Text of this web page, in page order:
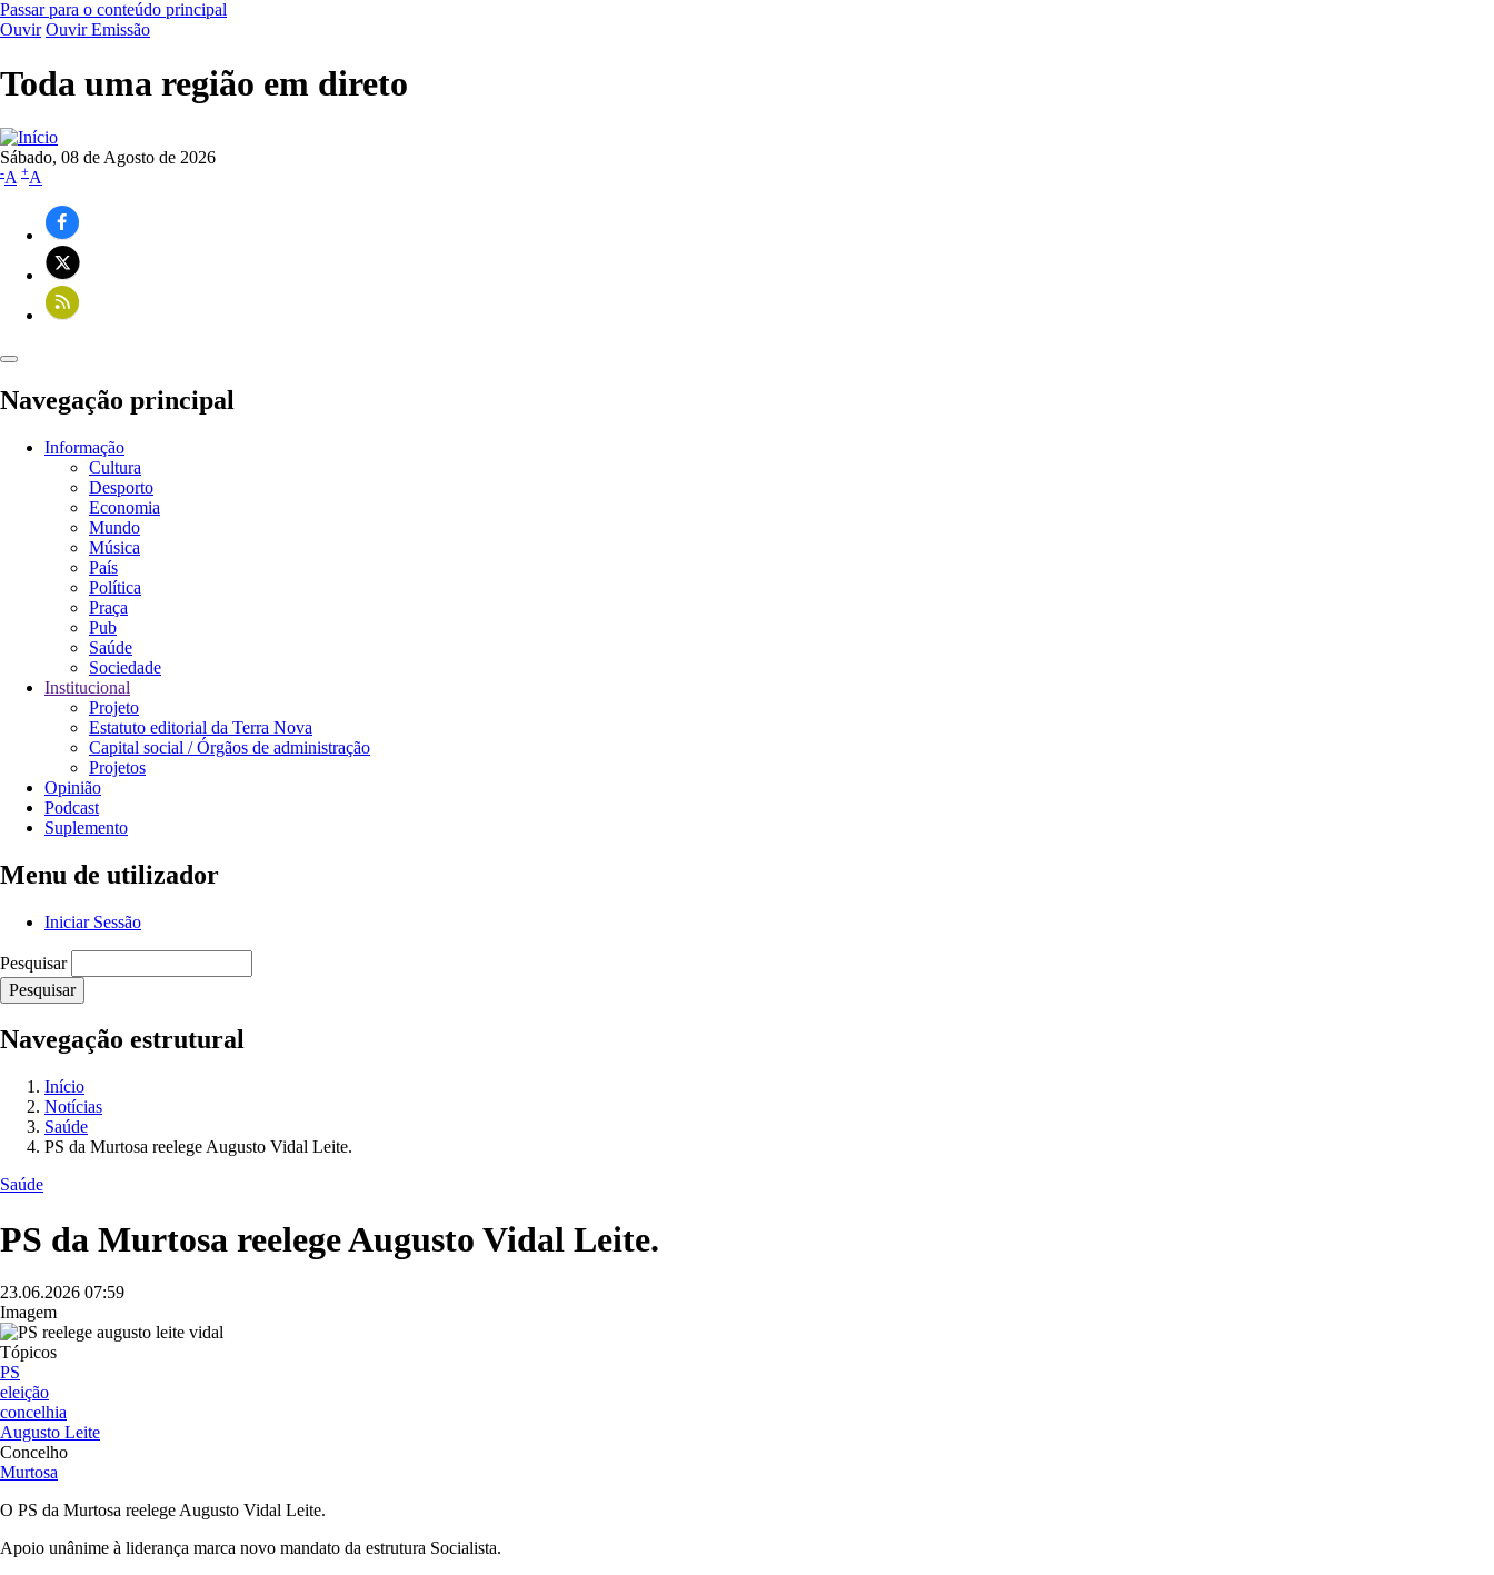
Passar para o conteúdo principal
Ouvir Ouvir Emissão
Toda uma região em direto
Sábado, 08 de Agosto de 2026
-A +A
Navegação principal
Informação
Cultura
Desporto
Economia
Mundo
Música
País
Política
Praça
Pub
Saúde
Sociedade
Institucional
Projeto
Estatuto editorial da Terra Nova
Capital social / Órgãos de administração
Projetos
Opinião
Podcast
Suplemento
Menu de utilizador
Iniciar Sessão
Pesquisar
Navegação estrutural
Início
Notícias
Saúde
PS da Murtosa reelege Augusto Vidal Leite.
Saúde
PS da Murtosa reelege Augusto Vidal Leite.
23.06.2026 07:59
Imagem
Tópicos
PS
eleição
concelhia
Augusto Leite
Concelho
Murtosa
O PS da Murtosa reelege Augusto Vidal Leite.
Apoio unânime à liderança marca novo mandato da estrutura Socialista.